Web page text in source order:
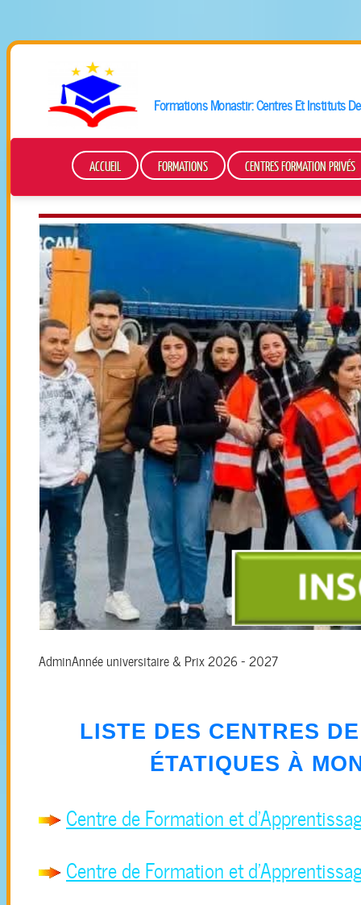
FormationsMonastir: Centres Et Instituts
ACCUEIL FORMATIONS CENTRES FORMATION PRIVÉS
AdminAnnée universitaire & Prix 2026 - 2027
LISTE DES CENTRES
ÉTATIQUES À
Centre de Formation et
Centre de Formation et